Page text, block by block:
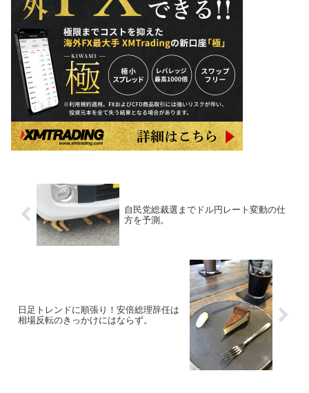
自民党総裁選までドル円レート変動の仕
方を予測。
日足トレンドに順張り！安倍総理辞任は
相場反転のきっかけにはならず。